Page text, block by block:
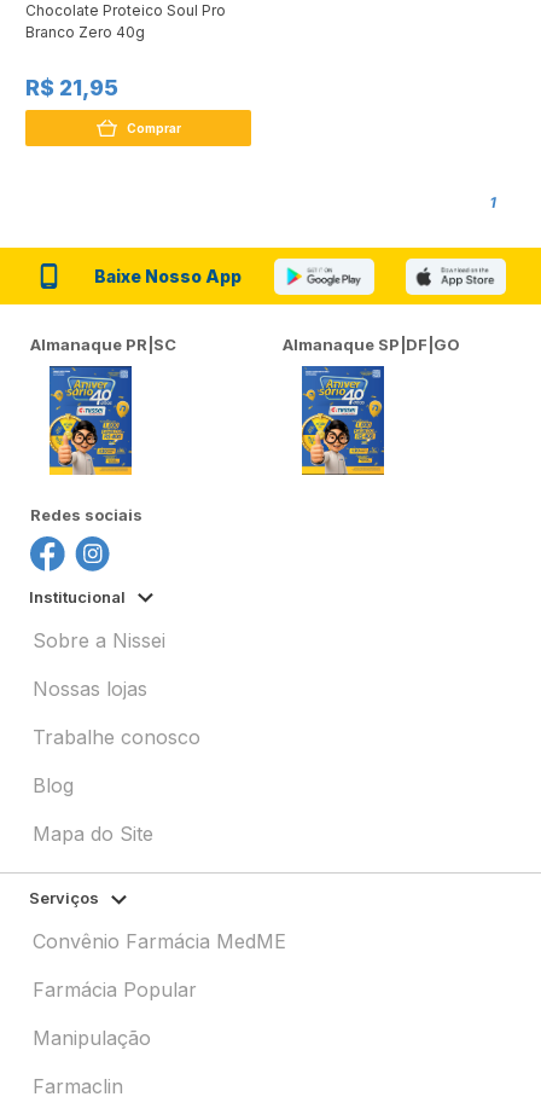
Chocolate Proteico Soul Pro
Branco Zero 40g
R$ 21,95
Comprar
1
Baixe Nosso App
Almanaque PR|SC Almanaque SP|DF|GO
Redes sociais
Institucional
Sobre a Nissei
Nossas lojas
Trabalhe conosco
Blog
Mapa do Site
Serviços
Convênio Farmácia MedME
Farmácia Popular
Manipulação
Farmaclin